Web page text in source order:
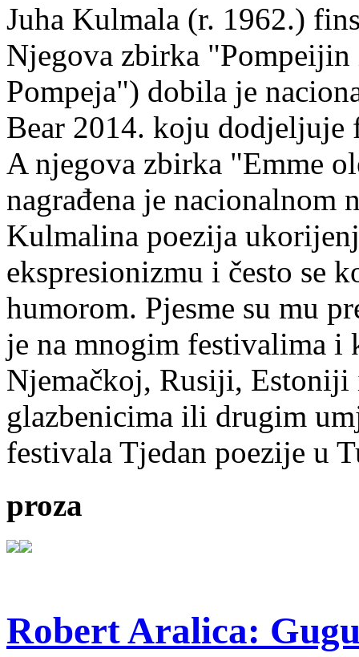
Juha Kulmala (r. 1962.)
Njegova zbirka
Pompeja") dobila je
Bear 2014. koju
A njegova zbirka "Emme
nagrađena je nacionalnom
Kulmalina poezija
ekspresionizmu i često se
humorom. Pjesme su mu
je na mnogim festivalima i
Njemačkoj, Rusiji, Estoniji
glazbenicima ili drugim
festivala Tjedan poezije u
proza
Robert Aralica: